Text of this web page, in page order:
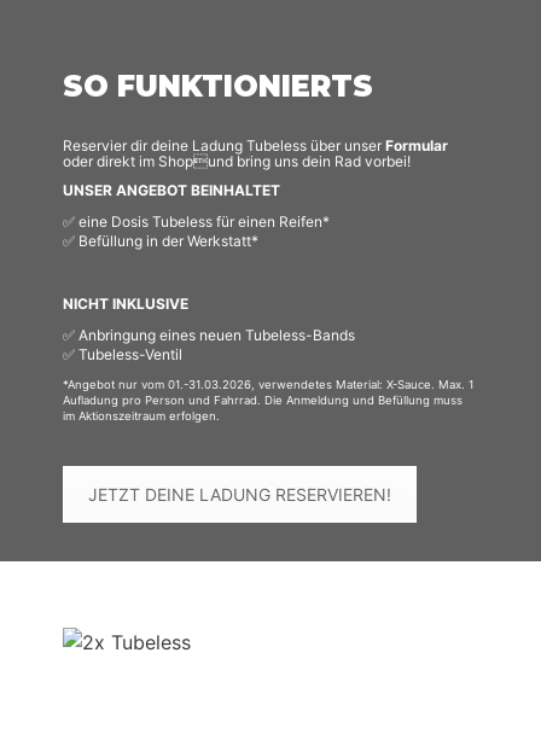
SO FUNKTIONIERTS
Reservier dir deine Ladung Tubeless über unserFormular
oder direkt im Shopund bring uns dein Rad vorbei!
UNSER ANGEBOT BEINHALTET
✅ eine Dosis Tubeless für einen Reifen*
✅ Befüllung in der Werkstatt*
NICHT INKLUSIVE
✅ Anbringung eines neuen Tubeless-Bands
✅ Tubeless-Ventil
*Angebot nur vom 01.-31.03.2026, verwendetes Material: X-Sauce. Max. 1
Aufladung pro Person und Fahrrad. Die Anmeldung und Befüllung muss
im Aktionszeitraum erfolgen.
JETZT DEINE LADUNG RESERVIEREN!